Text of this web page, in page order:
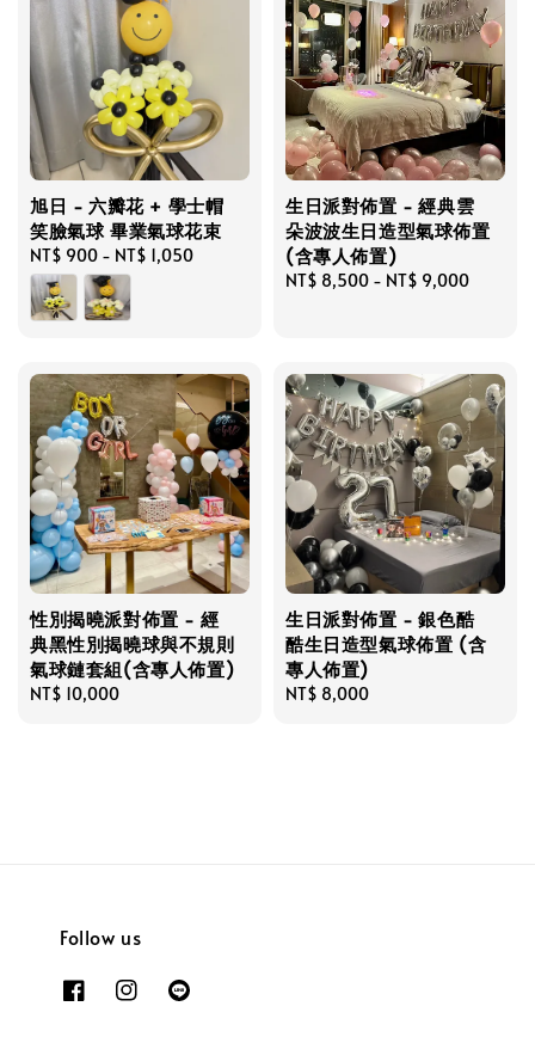
旭日 - 六瓣花 + 學士帽
笑臉氣球 畢業氣球花束
Regular
price
NT$ 900 - NT$ 1,050
生日派對佈置 - 經典雲
朵波波生日造型氣球佈置
(含專人佈置)
Regular
NT$ 8,500 - NT$ 9,000
性別揭曉派對佈置 - 經
典黑性別揭曉球與不規則
氣球鏈套組(含專人佈置)
Regular
NT$ 10,000
生日派對佈置 - 銀色酷
酷生日造型氣球佈置 (含
專人佈置)
Regular
NT$ 8,000
Follow us